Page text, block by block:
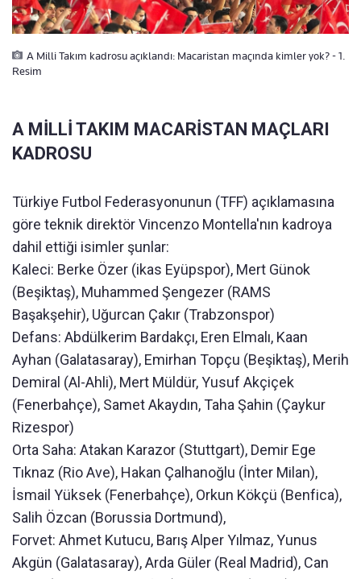
A Milli Takım kadrosu açıklandı: Macaristan maçında kimler yok? - 1.
Resim
A MİLLİ TAKIM MACARİSTAN MAÇLARI
KADROSU
Türkiye Futbol Federasyonunun (TFF) açıklamasına
göre teknik direktör Vincenzo Montella'nın kadroya
dahil ettiği isimler şunlar:
Kaleci: Berke Özer (ikas Eyüpspor), Mert Günok
(Beşiktaş), Muhammed Şengezer (RAMS
Başakşehir), Uğurcan Çakır (Trabzonspor)
Defans: Abdülkerim Bardakçı, Eren Elmalı, Kaan
Ayhan (Galatasaray), Emirhan Topçu (Beşiktaş), Merih
Demiral (Al-Ahli), Mert Müldür, Yusuf Akçiçek
(Fenerbahçe), Samet Akaydın, Taha Şahin (Çaykur
Rizespor)
Orta Saha: Atakan Karazor (Stuttgart), Demir Ege
Tıknaz (Rio Ave), Hakan Çalhanoğlu (İnter Milan),
İsmail Yüksek (Fenerbahçe), Orkun Kökçü (Benfica),
Salih Özcan (Borussia Dortmund),
Forvet: Ahmet Kutucu, Barış Alper Yılmaz, Yunus
Akgün (Galatasaray), Arda Güler (Real Madrid), Can